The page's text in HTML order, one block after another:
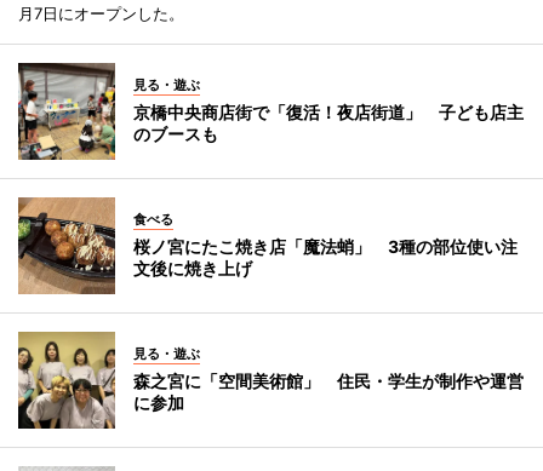
月7日にオープンした。
見る・遊ぶ
京橋中央商店街で「復活！夜店街道」 子ども店主
のブースも
食べる
桜ノ宮にたこ焼き店「魔法蛸」 3種の部位使い注
文後に焼き上げ
見る・遊ぶ
森之宮に「空間美術館」 住民・学生が制作や運営
に参加